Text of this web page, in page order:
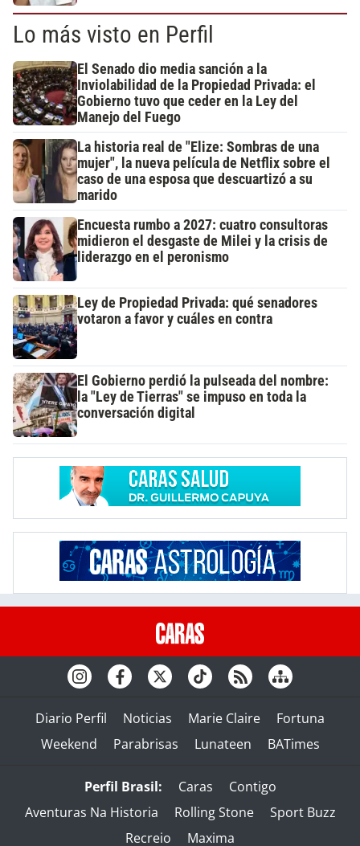
Lo más visto en Perfil
El Senado dio media sanción a la
Inviolabilidad de la Propiedad Privada: el
Gobierno tuvo que ceder en la Ley del
Manejo del Fuego
La historia real de "Elize: Sombras de una
mujer", la nueva película de Netflix sobre el
caso de una esposa que descuartizó a su
marido
Encuesta rumbo a 2027: cuatro consultoras
midieron el desgaste de Milei y la crisis de
liderazgo en el peronismo
Ley de Propiedad Privada: qué senadores
votaron a favor y cuáles en contra
El Gobierno perdió la pulseada del nombre:
la "Ley de Tierras" se impuso en toda la
conversación digital
Diario Perfil Noticias Marie Claire
Fortuna
Weekend
Parabrisas Lunateen BATimes
Perfil Brasil: Caras
Contigo
Aventuras Na Historia
Rolling Stone
Sport Buzz
Recreio
Maxima